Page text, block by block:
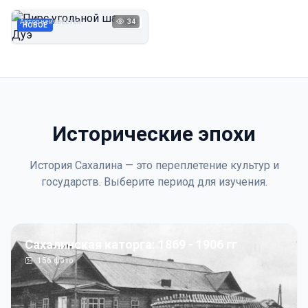
НОВОЕ 1923
Автор неизвестен 34
Исторические эпохи
История Сахалина — это переплетение культур и
государств. Выберите период для изучения.
Сахалинская каторга: 1869 - 1906 гг
156фото